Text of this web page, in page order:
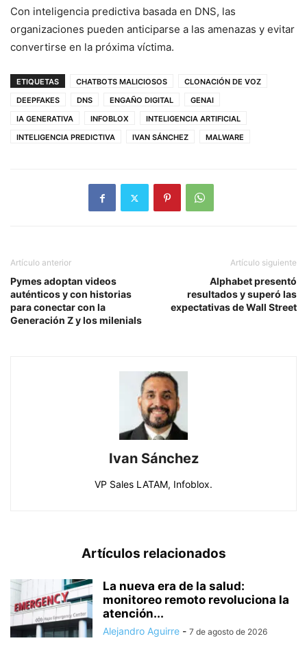
Con inteligencia predictiva basada en DNS, las
organizaciones pueden anticiparse a las amenazas y evitar
convertirse en la próxima víctima.
ETIQUETAS CHATBOTS MALICIOSOS
CLONACIÓN DE VOZ
DEEPFAKES
DNS ENGAÑO DIGITAL
GENAI
IA GENERATIVA
INFOBLOX
INTELIGENCIA ARTIFICIAL
INTELIGENCIA PREDICTIVA
IVAN SÁNCHEZ MALWARE
Artículo anterior
Pymes adoptan videos
auténticos y con historias
para conectar con la
Generación Z y los milenials
Artículo siguiente
Alphabet presentó
resultados y superó las
expectativas de Wall Street
Ivan Sánchez
VP Sales LATAM, Infoblox.
Artículos relacionados
La nueva era de la salud:
monitoreo remoto revoluciona la
atención...
Alejandro Aguirre - 7 de agosto de 2026